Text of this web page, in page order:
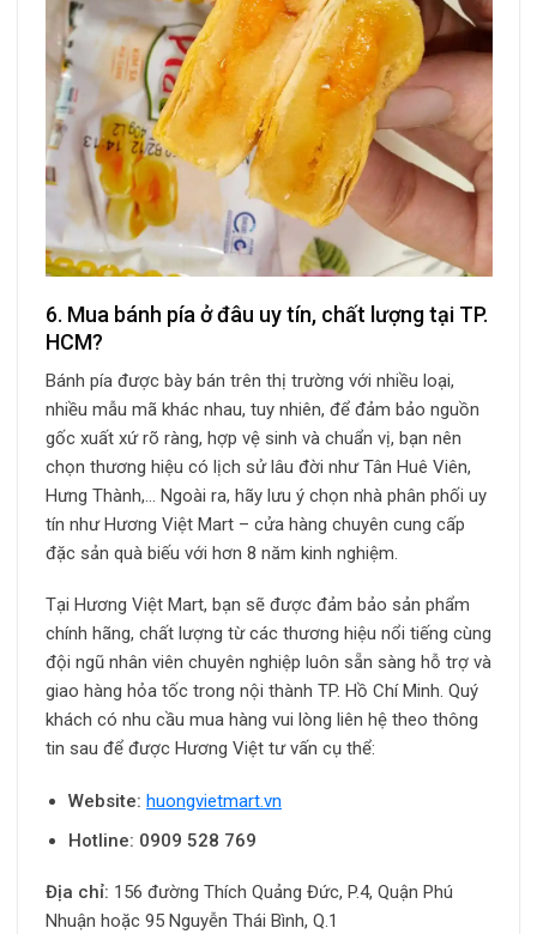
6. Mua bánh pía ở đâu uy tín, chất lượng tại TP.
HCM?
Bánh pía được bày bán trên thị trường với nhiều loại,
nhiều mẫu mã khác nhau, tuy nhiên, để đảm bảo nguồn
gốc xuất xứ rõ ràng, hợp vệ sinh và chuẩn vị, bạn nên
chọn thương hiệu có lịch sử lâu đời như Tân Huê Viên,
Hưng Thành,… Ngoài ra, hãy lưu ý chọn nhà phân phối uy
tín như Hương Việt Mart – cửa hàng chuyên cung cấp
đặc sản quà biếu với hơn 8 năm kinh nghiệm.
Tại Hương Việt Mart, bạn sẽ được đảm bảo sản phẩm
chính hãng, chất lượng từ các thương hiệu nổi tiếng cùng
đội ngũ nhân viên chuyên nghiệp luôn sẵn sàng hỗ trợ và
giao hàng hỏa tốc trong nội thành TP. Hồ Chí Minh. Quý
khách có nhu cầu mua hàng vui lòng liên hệ theo thông
tin sau để được Hương Việt tư vấn cụ thể:
Website: huongvietmart.vn
Hotline: 0909 528 769
Địa chỉ: 156 đường Thích Quảng Đức, P.4, Quận Phú
Nhuận hoặc 95 Nguyễn Thái Bình, Q.1